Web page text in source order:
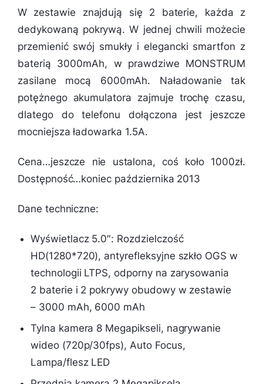
W zestawie znajdują się 2 baterie, każda z
dedykowaną pokrywą. W jednej chwili możecie
przemienić swój smukły i elegancki smartfon z
baterią 3000mAh, w prawdziwe MONSTRUM
zasilane mocą 6000mAh. Naładowanie tak
potężnego akumulatora zajmuje trochę czasu,
dlatego do telefonu dołączona jest jeszcze
mocniejsza ładowarka 1.5A.
Cena…jeszcze nie ustalona, coś koło 1000zł.
Dostępność…koniec października 2013
Dane techniczne:
Wyświetlacz 5.0″: Rozdzielczość
HD(1280*720), antyrefleksyjne szkło OGS w
technologii LTPS, odporny na zarysowania
2 baterie i 2 pokrywy obudowy w zestawie
– 3000 mAh, 6000 mAh
Tylna kamera 8 Megapikseli, nagrywanie
wideo (720p/30fps), Auto Focus,
Lampa/flesz LED